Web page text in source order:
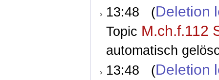
13:48 (Deletion
Topic M.ch.f.112
automatisch
13:48 (Deletion